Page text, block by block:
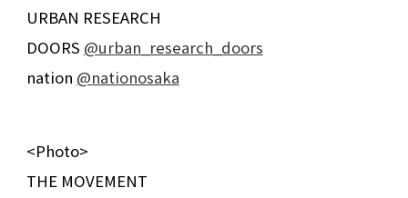
URBAN RESEARCH
DOORS @urban_research_doors
nation @nationosaka
<Photo>
THE MOVEMENT